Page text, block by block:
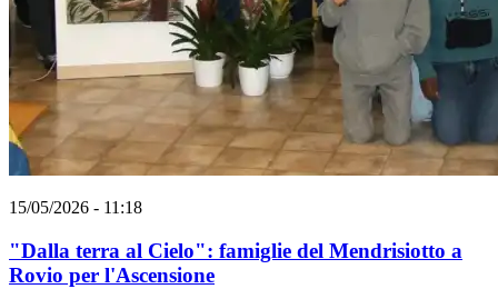
15/05/2026 - 11:18
"Dalla terra al Cielo": famiglie del Mendrisiotto a
Rovio per l'Ascensione